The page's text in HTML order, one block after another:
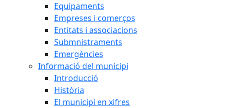
Equipaments
Empreses i comerços
Entitats i associacions
Submnistraments
Emergències
Informació del municipi
Introducció
Història
El municipi en xifres